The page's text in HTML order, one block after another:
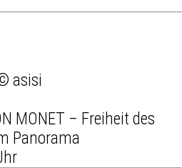
MONET – Freiheit des
Panorama